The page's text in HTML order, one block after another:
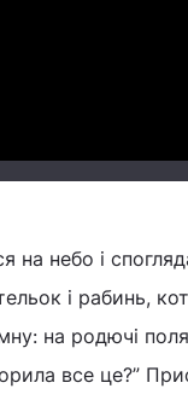
на небо і
і рабинь,
на родючі
все це?”